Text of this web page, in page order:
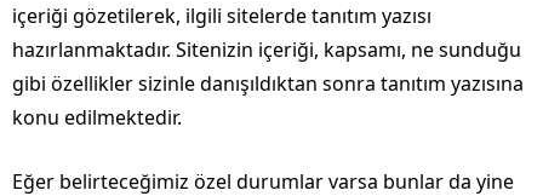
içeriği gözetilerek, ilgili sitelerde tanıtım yazısı
hazırlanmaktadır. Sitenizin içeriği, kapsamı, ne sunduğu
gibi özellikler sizinle danışıldıktan sonra tanıtım yazısına
konu edilmektedir.
Eğer belirteceğimiz özel durumlar varsa bunlar da yine